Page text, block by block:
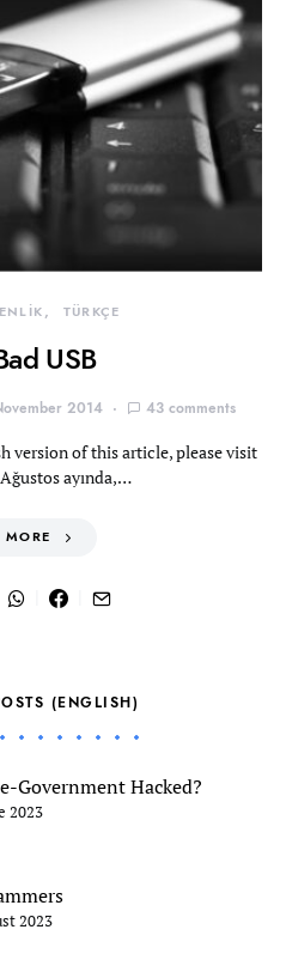
TÜRKÇE
USB
2014 43 comments
version of this article, please visit
ayında,…
MORE
(ENGLISH)
Government Hacked?
2023
2023